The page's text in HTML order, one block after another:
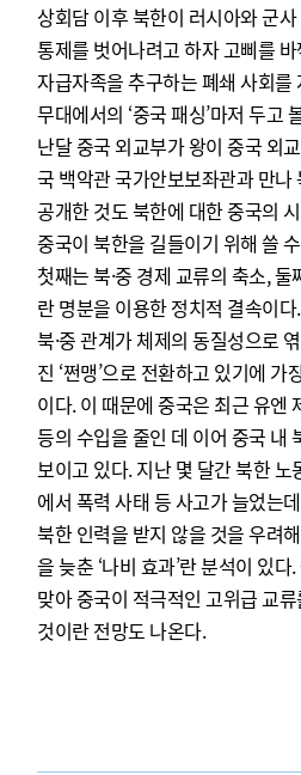
상회담 이후 북한이 러시아와 군
통제를 벗어나려고 하자 고삐를
자급자족을 추구하는 폐쇄 사회를
무대에서의 ‘중국 패싱’마저 두고
난달 중국 외교부가 왕이 중국 외
국 백악관 국가안보보좌관과 만나
공개한 것도 북한에 대한 중국의
중국이 북한을 길들이기 위해 쓸
첫째는 북·중 경제 교류의 축소, 둘
란 명분을 이용한 정치적 결속이다.
북·중 관계가 체제의 동질성으로
진 ‘쩐맹’으로 전환하고 있기에
이다. 이 때문에 중국은 최근 유엔
등의 수입을 줄인 데 이어 중국 내
보이고 있다. 지난 몇 달간 북한
에서 폭력 사태 등 사고가 늘었는
북한 인력을 받지 않을 것을 우려
을 늦춘 ‘나비 효과’란 분석이 있
맞아 중국이 적극적인 고위급 교
것이란 전망도 나온다.